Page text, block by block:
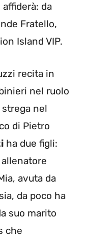
da
Fratello,
Island VIP.
recita in
nel ruolo
strega nel
di Pietro
ha due figli:
allenatore
avuta da
da poco ha
suo marito
che